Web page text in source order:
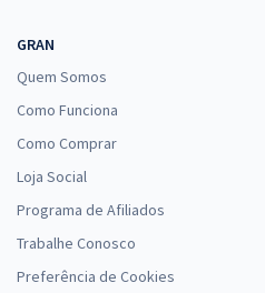
GRAN
Quem Somos
Como Funciona
Como Comprar
Loja Social
Programa de Afiliados
Trabalhe Conosco
Preferência de Cookies